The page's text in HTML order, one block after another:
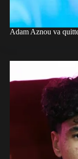
Adam Aznou va